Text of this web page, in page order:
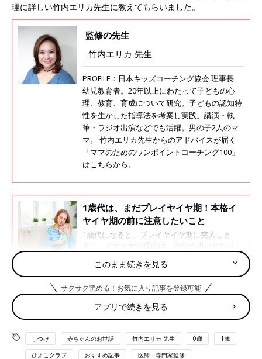
理に詳しい竹内エリカ先生に教えてもらいました。
監修の先生
竹内エリカ 先生
PROFILE：日本キッズコーチング協会 理事長
幼児教育者。20年以上にわたって子どもの心
理、教育、育成について研究。子どもの認知特
性を生かした指導法を考案し実践。講演・執
筆・ラジオ出演などでも活躍。男の子2人のマ
マ。 竹内エリカ先生からのアドバイスが届く
「ママのためのワンポイントコーチング100」
は こちらから 。
1歳代は、まだプレイヤイヤ期！本格イ
ヤイヤ期の前に注意したいこと
1歳代になると、プレイヤイヤ期に突入しま
す！ イヤイヤの理由は、自分の思いどおりに
ならないことや、「眠い」「おなかがすいた」
などの生理的欲求や不快感などさまざまです
が、2歳代に比べればイヤイヤの度合いはそん
なに高くないので、ママ・パパが上手にかかわ
って乗りきりたいもの。基本のかかわり方を、
子どもの心理に詳しい竹内エリカ先生に教えて
もらいました。
ママ＆パパが、イライラしない３つのpoint
激しいイヤイヤが続くと、ママやパパがイライラしてしまうのは
しかたがないこと。しかし気持ちの持ち方を少し変えると、イラ
イラが抑えられることも！ ３つのポイントを紹介します。
このまま続きを見る
サクサク読める！お気に入り記事を登録可能
アプリで続きを見る
しつけ 赤ちゃんのお世話 竹内エリカ 先生 0歳 1歳
ひよこクラブ おすすめ記事 医師・専門家監修